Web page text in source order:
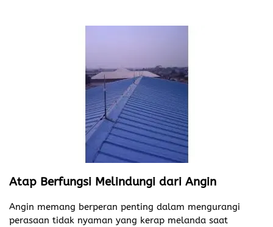
Atap Berfungsi Melindungi dari Angin
Angin memang berperan penting dalam mengurangi
perasaan tidak nyaman yang kerap melanda saat